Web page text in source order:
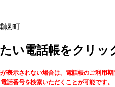
幌町
い電話帳をクリッ
表示されない場合は、電話帳のご利用期
話番号を検索いただくことが可能です。